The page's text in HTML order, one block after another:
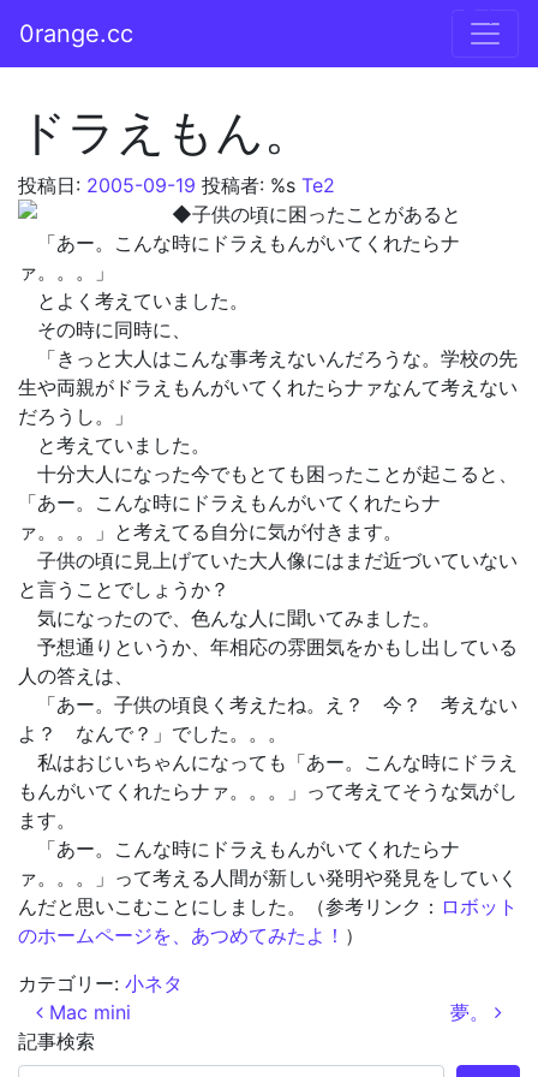
メインナビゲーション
0range.cc
ドラえもん。
投稿日: 2005-09-19 投稿者: %s Te2
◆子供の頃に困ったことがあると
「あー。こんな時にドラえもんがいてくれたらナ
ァ。。。」
とよく考えていました。
その時に同時に、
「きっと大人はこんな事考えないんだろうな。学校の先
生や両親がドラえもんがいてくれたらナァなんて考えない
だろうし。」
と考えていました。
十分大人になった今でもとても困ったことが起こると、
「あー。こんな時にドラえもんがいてくれたらナ
ァ。。。」と考えてる自分に気が付きます。
子供の頃に見上げていた大人像にはまだ近づいていない
と言うことでしょうか？
気になったので、色んな人に聞いてみました。
予想通りというか、年相応の雰囲気をかもし出している
人の答えは、
「あー。子供の頃良く考えたね。え？ 今？ 考えない
よ？ なんで？」でした。。。
私はおじいちゃんになっても「あー。こんな時にドラえ
もんがいてくれたらナァ。。。」って考えてそうな気がし
ます。
「あー。こんな時にドラえもんがいてくれたらナ
ァ。。。」って考える人間が新しい発明や発見をしていく
んだと思いこむことにしました。（参考リンク： ロボット
のホームページを、あつめてみたよ！ ）
カテゴリー: 小ネタ
投稿ナビゲーション
Mac mini
夢。
記事検索